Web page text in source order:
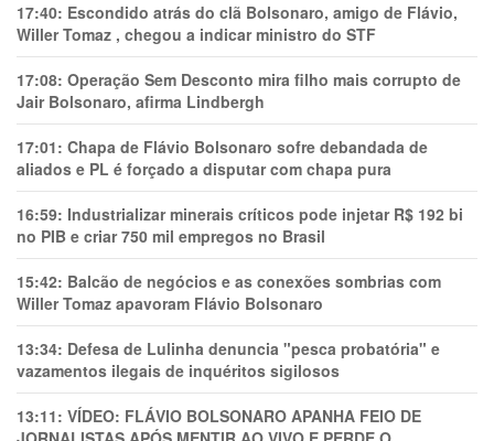
17:40: Escondido atrás do clã Bolsonaro, amigo de Flávio,
Willer Tomaz , chegou a indicar ministro do STF
17:08: Operação Sem Desconto mira filho mais corrupto de
Jair Bolsonaro, afirma Lindbergh
17:01: Chapa de Flávio Bolsonaro sofre debandada de
aliados e PL é forçado a disputar com chapa pura
16:59: Industrializar minerais críticos pode injetar R$ 192 bi
no PIB e criar 750 mil empregos no Brasil
15:42: Balcão de negócios e as conexões sombrias com
Willer Tomaz apavoram Flávio Bolsonaro
13:34: Defesa de Lulinha denuncia "pesca probatória" e
vazamentos ilegais de inquéritos sigilosos
13:11: VÍDEO: FLÁVIO BOLSONARO APANHA FEIO DE